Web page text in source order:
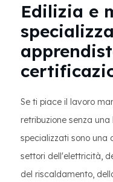
Edilizia e
Se ti piace il lavoro
retribuzione senza
specializzati sono una
settori dell'elettricità,
del riscaldamento,